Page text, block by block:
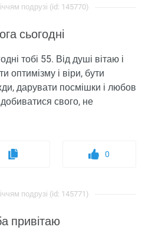
подрузі (id: 145770)
сьогодні
тобі 55. Від душі вітаю і
оптимізму і віри, бути
дарувати посмішки і любов
свого, не
0
подрузі (id: 145771)
привітаю